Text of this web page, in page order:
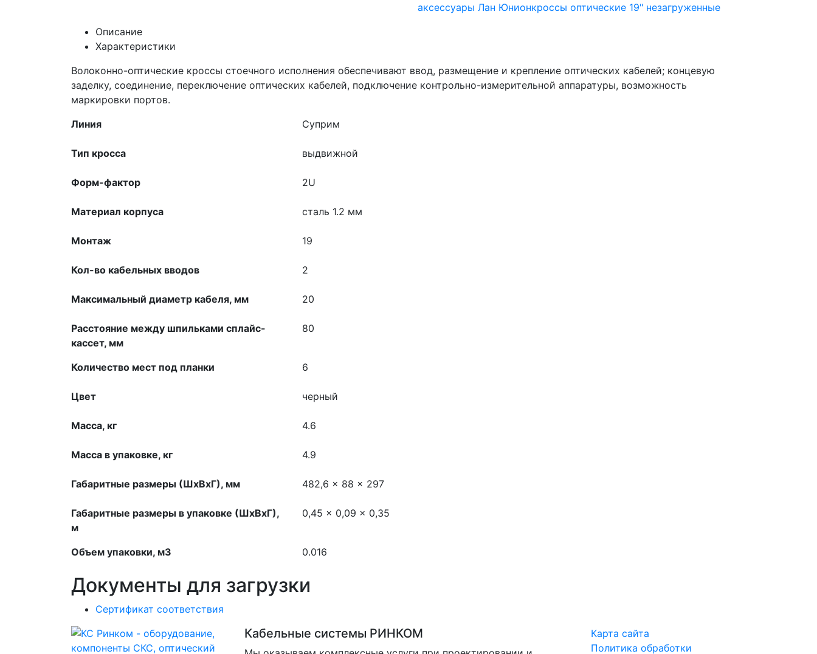
аксессуары Лан Юнионкроссы оптические 19" незагруженные
Описание
Характеристики
Волоконно-оптические кроссы стоечного исполнения обеспечивают ввод, размещение и крепление оптических кабелей; концевую
заделку, соединение, переключение оптических кабелей, подключение контрольно-измерительной аппаратуры, возможность
маркировки портов.
Линия
Суприм
Тип кросса выдвижной
Форм-фактор 2U
Материал корпуса сталь 1.2 мм
Монтаж 19
Кол-во кабельных вводов 2
Максимальный диаметр кабеля, мм 20
Расстояние между шпильками сплайс-
кассет, мм
80
Количество мест под планки 6
Цвет черный
Масса, кг 4.6
Масса в упаковке, кг 4.9
Габаритные размеры (ШхВхГ), мм 482,6 x 88 x 297
Габаритные размеры в упаковке (ШхВхГ),
м
0,45 x 0,09 x 0,35
Объем упаковки, м3 0.016
Документы для загрузки
Сертификат соответствия
Кабельные системы РИНКОМ
Карта сайта
Политика обработки